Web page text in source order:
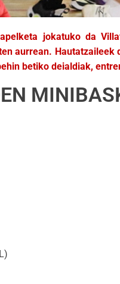
jokatuko da
aurrean.
betiko deialdiak,